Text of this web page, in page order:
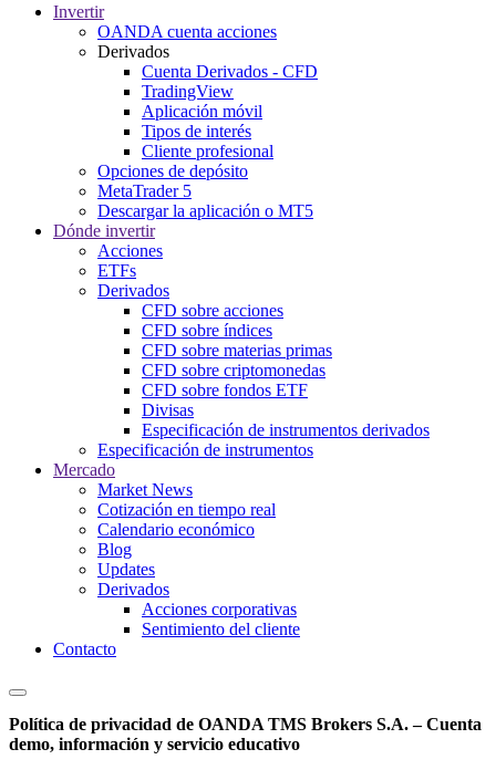
Invertir
OANDA cuenta acciones
Derivados
Cuenta Derivados - CFD
TradingView
Aplicación móvil
Tipos de interés
Cliente profesional
Opciones de depósito
MetaTrader 5
Descargar la aplicación o MT5
Dónde invertir
Acciones
ETFs
Derivados
CFD sobre acciones
CFD sobre índices
CFD sobre materias primas
CFD sobre criptomonedas
CFD sobre fondos ETF
Divisas
Especificación de instrumentos derivados
Especificación de instrumentos
Mercado
Market News
Cotización en tiempo real
Calendario económico
Blog
Updates
Derivados
Acciones corporativas
Sentimiento del cliente
Contacto
Política de privacidad de OANDA TMS Brokers S.A. – Cuenta
demo, información y servicio educativo